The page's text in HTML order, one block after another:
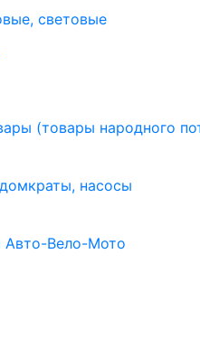
световые
(товары народного
насосы
Вело-Мото